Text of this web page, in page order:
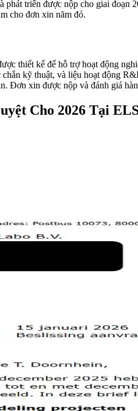
phát triển được nộp cho giai
cho đơn xin năm đó.
thiết kế để hỗ trợ hoạt động
kỹ thuật, và liệu hoạt động
Đơn xin được nộp và đánh giá
Cho 2026 Tại